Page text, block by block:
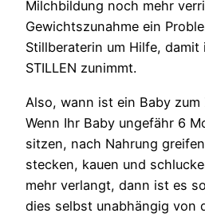
Milchbildung noch mehr
Gewichtszunahme ein
Stillberaterin um Hilfe, damit
STILLEN zunimmt.
Also, wann ist ein Baby
Wenn Ihr Baby ungefähr 6
sitzen, nach Nahrung
stecken, kauen und
mehr verlangt, dann ist es
dies selbst unabhängig von